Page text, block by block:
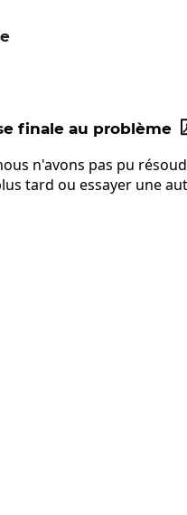
finale au problème
n'avons pas pu
tard ou essayer une